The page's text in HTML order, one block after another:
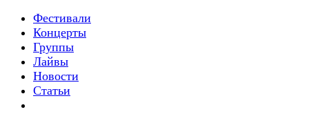
Фестивали
Концерты
Группы
Лайвы
Новости
Статьи